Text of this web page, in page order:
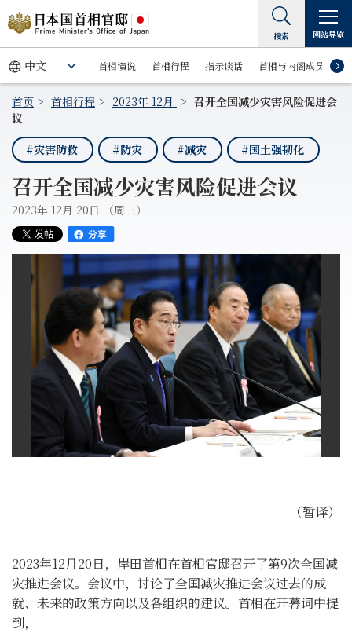
首相演说 首相行程 指示谈话 首相与内阁成员
搜索 网站导览
首页 首相行程 2023年 12月
召开全国减少灾害风险促进会
议
#灾害防救
#防灾 #减灾 #国土强韧化
召开全国减少灾害风险促进会议
2023年 12月 20日 （周三）
（暂译）
2023年12月20日，岸田首相在首相官邸召开了第9次全国减
灾推进会议。会议中，讨论了全国减灾推进会议过去的成
就、未来的政策方向以及各组织的建议。首相在开幕词中提
到，